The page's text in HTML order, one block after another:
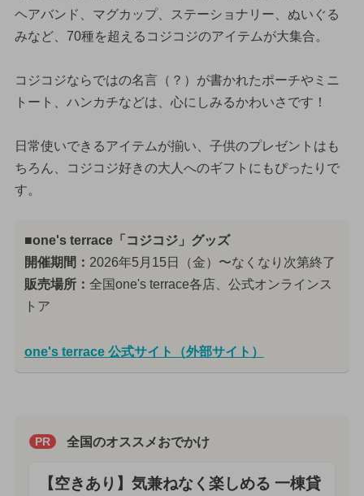
ヘアバンド、マグカップ、ステーショナリー、ぬいぐる
みなど、70種を超えるコジコジのアイテムが大集合。
コジコジならではの名言（？）が書かれたポーチやミニ
トート、ハンカチなどは、心にしみるかわいさです！
日常使いできるアイテムが揃い、子供のプレゼントはも
ちろん、コジコジ好きの大人へのギフトにもぴったりで
す。
■one's terrace「コジコジ」グッズ
開催期間： 2026年5月15日（金）〜なくなり次第終了
販売場所： 全国one's terrace各店、公式オンラインス
トア
one's terrace 公式サイト（外部サイト）
PR 全国のオススメおでかけ
【空きあり】気兼ねなく楽しめる 一棟貸